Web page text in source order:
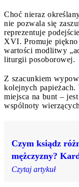
Choć nieraz
nie pozwala się
reprezentuje
XVI. Promuje
wartości modlitwy
liturgii posoborowej.
Z szacunkiem
kolejnych papieżach.
miejsca na bunt –
wspólnoty
Czym ksiądz
mężczyzny?
Czytaj artykuł